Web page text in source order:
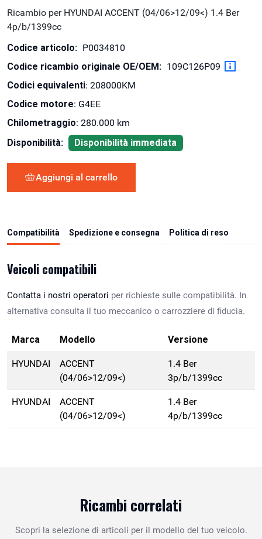
Ricambio per HYUNDAI ACCENT (04/06>12/09<) 1.4 Ber
4p/b/1399cc
Codice articolo: P0034810
Codice ricambio originale OE/OEM: 109C126P09
Codici equivalenti: 208000KM
Codice motore: G4EE
Chilometraggio: 280.000 km
Disponibilità:
Disponibilità immediata
Aggiungi al carrello
Compatibilità Spedizione e consegna Politica di reso
Veicoli compatibili
Contatta i nostri operatori per richieste sulle compatibilità. In
alternativa consulta il tuo meccanico o carrozziere di fiducia.
Marca Modello Versione
HYUNDAI
ACCENT
(04/06>12/09<)
1.4 Ber
3p/b/1399cc
HYUNDAI
ACCENT
(04/06>12/09<)
1.4 Ber
4p/b/1399cc
Ricambi correlati
Scopri la selezione di articoli per il modello del tuo veicolo.